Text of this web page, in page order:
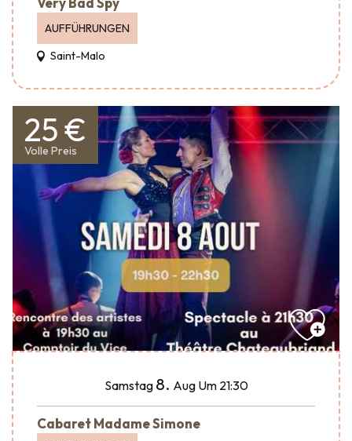
AUFFÜHRUNGEN
Saint-Malo
25 €
Volle Preis
Samstag 8. Aug Um 21:30
Cabaret Madame Simone